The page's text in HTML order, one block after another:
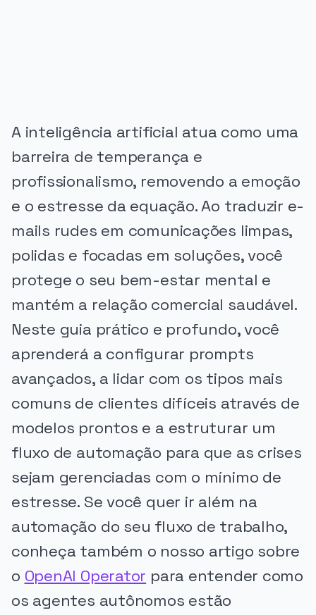
A inteligência artificial atua como uma
barreira de temperança e
profissionalismo, removendo a emoção
e o estresse da equação. Ao traduzir e-
mails rudes em comunicações limpas,
polidas e focadas em soluções, você
protege o seu bem-estar mental e
mantém a relação comercial saudável.
Neste guia prático e profundo, você
aprenderá a configurar prompts
avançados, a lidar com os tipos mais
comuns de clientes difíceis através de
modelos prontos e a estruturar um
fluxo de automação para que as crises
sejam gerenciadas com o mínimo de
estresse. Se você quer ir além na
automação do seu fluxo de trabalho,
conheça também o nosso artigo sobre
o OpenAI Operator para entender como
os agentes autônomos estão